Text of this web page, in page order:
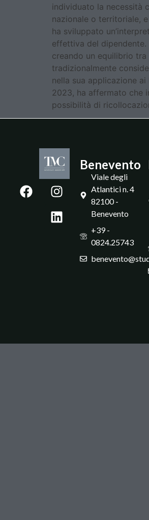
individuato la necessità
nazionale o territoriale,
ha sviluppato
effettiva del dipendente.
creando un equilibrio tra
tradizionalmente
nella sua applicazione
2023, ha affermato che
possibilità di
Benevento
Viale degli
Atlantici n. 4
82100 -
Benevento
+39 -
0824.25743